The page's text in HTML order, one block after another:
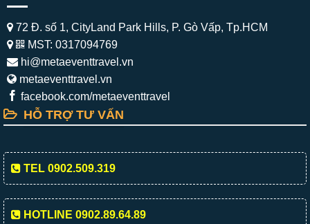
72 Đ. số 1, CityLand Park Hills, P. Gò Vấp, Tp.HCM
MST: 0317094769
hi@metaeventtravel.vn
metaeventtravel.vn
facebook.com/metaeventtravel
HỖ TRỢ TƯ VẤN
TEL 0902.509.319
HOTLINE 0902.89.64.89